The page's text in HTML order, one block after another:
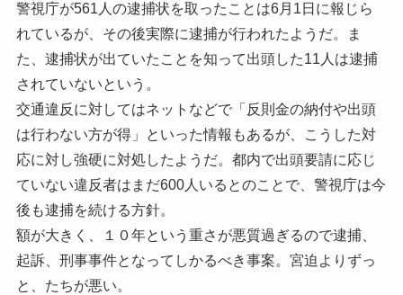
警視庁が561人の逮捕状を取ったことは6月1日に報じら
れているが、その後実際に逮捕が行われたようだ。ま
た、逮捕状が出ていたことを知って出頭した11人は逮捕
されていないという。
交通違反に対してはネットなどで「反則金の納付や出頭
は行わない方が得」といった情報もあるが、こうした対
応に対し強硬に対処したようだ。都内で出頭要請に応じ
ていない違反者はまだ600人いるとのことで、警視庁は今
後も逮捕を続ける方針。
額が大きく、１０年という重さが悪質過ぎるので逮捕、
起訴、刑事事件となってしかるべき事案。宮迫よりずっ
と、たちが悪い。